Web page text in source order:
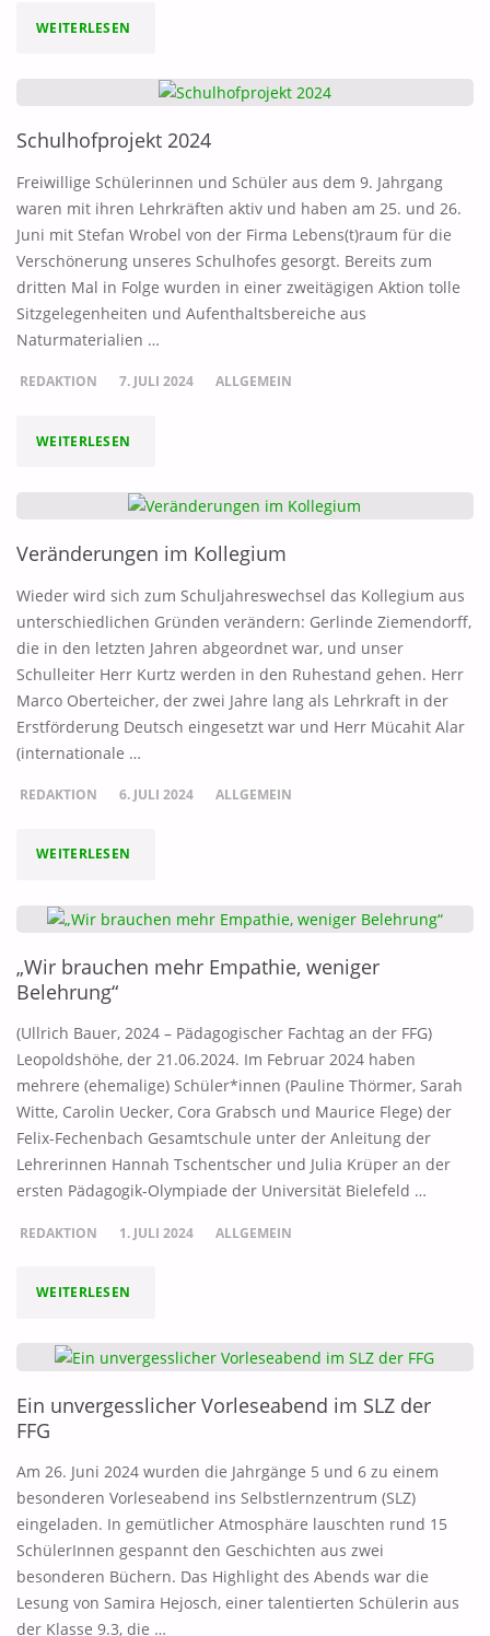
WEITERLESEN
–
DANKE"
Schulhofprojekt 2024
Freiwillige Schülerinnen und Schüler aus dem 9. Jahrgang
waren mit ihren Lehrkräften aktiv und haben am 25. und 26.
Juni mit Stefan Wrobel von der Firma Lebens(t)raum für die
Verschönerung unseres Schulhofes gesorgt. Bereits zum
dritten Mal in Folge wurden in einer zweitägigen Aktion tolle
Sitzgelegenheiten und Aufenthaltsbereiche aus
Naturmaterialien …
REDAKTION 7. JULI 2024 ALLGEMEIN
WEITERLESEN
Veränderungen im Kollegium
Wieder wird sich zum Schuljahreswechsel das Kollegium aus
unterschiedlichen Gründen verändern: Gerlinde Ziemendorff,
die in den letzten Jahren abgeordnet war, und unser
Schulleiter Herr Kurtz werden in den Ruhestand gehen. Herr
Marco Oberteicher, der zwei Jahre lang als Lehrkraft in der
Erstförderung Deutsch eingesetzt war und Herr Mücahit Alar
(internationale …
REDAKTION 6. JULI 2024 ALLGEMEIN
WEITERLESEN
„Wir brauchen mehr Empathie, weniger
Belehrung“
(Ullrich Bauer, 2024 – Pädagogischer Fachtag an der FFG)
Leopoldshöhe, der 21.06.2024. Im Februar 2024 haben
mehrere (ehemalige) Schüler*innen (Pauline Thörmer, Sarah
Witte, Carolin Uecker, Cora Grabsch und Maurice Flege) der
Felix-Fechenbach Gesamtschule unter der Anleitung der
Lehrerinnen Hannah Tschentscher und Julia Krüper an der
ersten Pädagogik-Olympiade der Universität Bielefeld …
REDAKTION 1. JULI 2024 ALLGEMEIN
WEITERLESEN
WENIGER
BELEHRUNG“"
Ein unvergesslicher Vorleseabend im SLZ der
FFG
Am 26. Juni 2024 wurden die Jahrgänge 5 und 6 zu einem
besonderen Vorleseabend ins Selbstlernzentrum (SLZ)
eingeladen. In gemütlicher Atmosphäre lauschten rund 15
SchülerInnen gespannt den Geschichten aus zwei
besonderen Büchern. Das Highlight des Abends war die
Lesung von Samira Hejosch, einer talentierten Schülerin aus
der Klasse 9.3, die …